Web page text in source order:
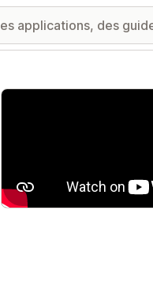
Galerie d’images vedette